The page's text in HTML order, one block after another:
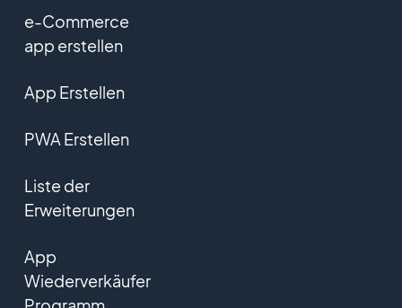
e-Commerce
app erstellen
App Erstellen
PWA Erstellen
Liste der
Erweiterungen
App
Wiederverkäufer